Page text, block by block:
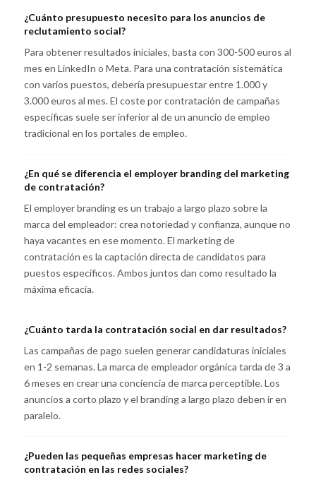
¿Cuánto presupuesto necesito para los anuncios de
reclutamiento social?
Para obtener resultados iniciales, basta con 300-500 euros al
mes en LinkedIn o Meta. Para una contratación sistemática
con varios puestos, debería presupuestar entre 1.000 y
3.000 euros al mes. El coste por contratación de campañas
específicas suele ser inferior al de un anuncio de empleo
tradicional en los portales de empleo.
¿En qué se diferencia el employer branding del marketing
de contratación?
El employer branding es un trabajo a largo plazo sobre la
marca del empleador: crea notoriedad y confianza, aunque no
haya vacantes en ese momento. El marketing de
contratación es la captación directa de candidatos para
puestos específicos. Ambos juntos dan como resultado la
máxima eficacia.
¿Cuánto tarda la contratación social en dar resultados?
Las campañas de pago suelen generar candidaturas iniciales
en 1-2 semanas. La marca de empleador orgánica tarda de 3 a
6 meses en crear una conciencia de marca perceptible. Los
anuncios a corto plazo y el branding a largo plazo deben ir en
paralelo.
¿Pueden las pequeñas empresas hacer marketing de
contratación en las redes sociales?